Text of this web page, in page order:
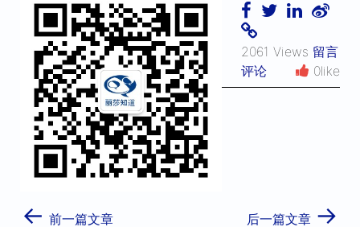
2061 Views 留言
评论
0like
← 前一篇文章 后一篇文章 →